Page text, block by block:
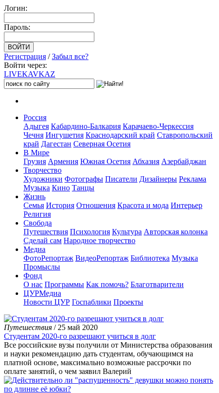
Логин:
Пароль:
Регистрация /Забыл все?
Войти через:
LIVEKAVKAZ
Россия
Адыгея Кабардино-Балкария Карачаево-Черкессия
Чечня Ингушетия Краснодарский край Ставропольский
край Дагестан Северная Осетия
В Мире
Грузия Армения Южная Осетия Абхазия Азербайджан
Творчество
Художники Фотографы Писатели Дизайнеры Реклама
Музыка Кино Танцы
Жизнь
Семья История Отношения Красота и мода Интерьер
Религия
Свобода
Путешествия Психология Культура Авторская колонка
Сделай сам Народное творчество
Медиа
ФотоРепортаж ВидеоРепортаж Библиотека Музыка
Промыслы
Фонд
О нас Программы Как помочь? Благотварители
ЦУРМедиа
Новости ЦУР Госпаблики Проекты
Путешествия / 25 май 2020
Студентам 2020-го разрешают учиться в долг
Все российские вузы получили от Министерства образования
и науки рекомендацию дать студентам, обучающимся на
платной основе, максимально возможные рассрочки по
оплате занятий, о чем заявил Валерий